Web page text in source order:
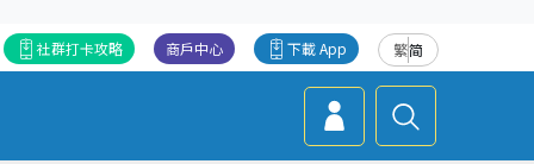
繁简
下載 App
商戶中心
社群打卡攻略